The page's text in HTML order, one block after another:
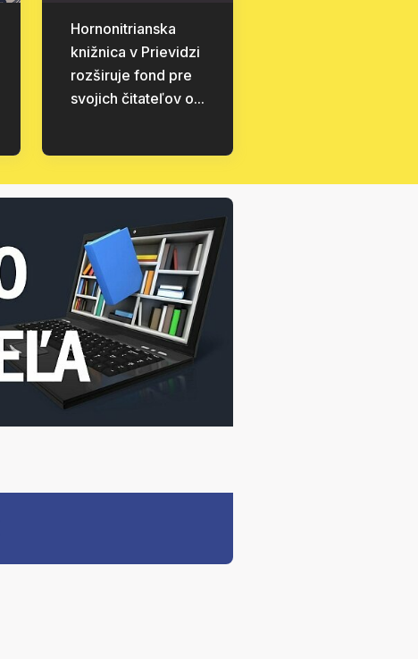
Hornonitrianska
knižnica v Prievidzi
rozširuje fond pre
svojich čitateľov o...